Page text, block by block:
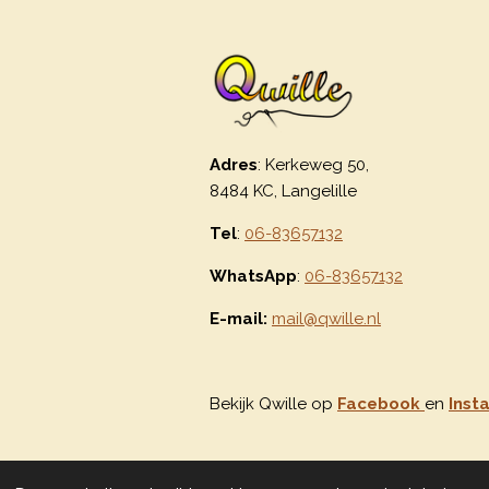
Adres: Kerkeweg 50,
8484 KC, Langelille
Tel: 06-83657132
WhatsApp: 06-83657132
E-mail: mail@qwille.nl
Bekijk Qwille op Facebook en